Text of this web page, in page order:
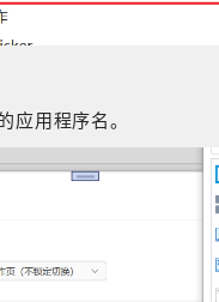
应用程序名。